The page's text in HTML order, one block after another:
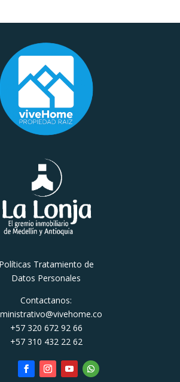
Políticas Tratamiento de
Datos Personales
Contactanos:
+57 320 672 92 66
+57 310 432 22 62